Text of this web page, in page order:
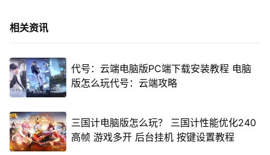
相关资讯
代号：云端电脑版PC端下载安装教程 电脑
版怎么玩代号：云端攻略
三国计电脑版怎么玩？ 三国计性能优化240
高帧 游戏多开 后台挂机 按键设置教程